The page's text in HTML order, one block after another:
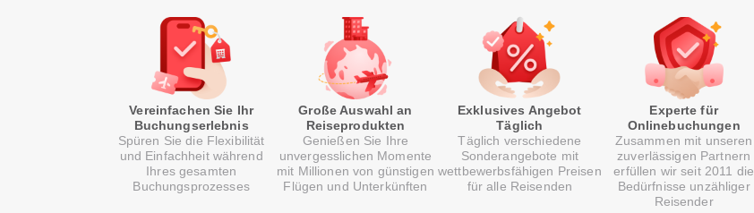
Vereinfachen Sie Ihr
Buchungserlebnis
Spüren Sie die Flexibilität
und Einfachheit während
Ihres gesamten
Buchungsprozesses
Große Auswahl an
Reiseprodukten
Genießen Sie Ihre
unvergesslichen Momente
mit Millionen von günstigen
Flügen und Unterkünften
Exklusives Angebot
Täglich
Täglich verschiedene
Sonderangebote mit
wettbewerbsfähigen Preisen
für alle Reisenden
Experte für
Onlinebuchungen
Zusammen mit unseren
zuverlässigen Partnern
erfüllen wir seit 2011 die
Bedürfnisse unzähliger
Reisender